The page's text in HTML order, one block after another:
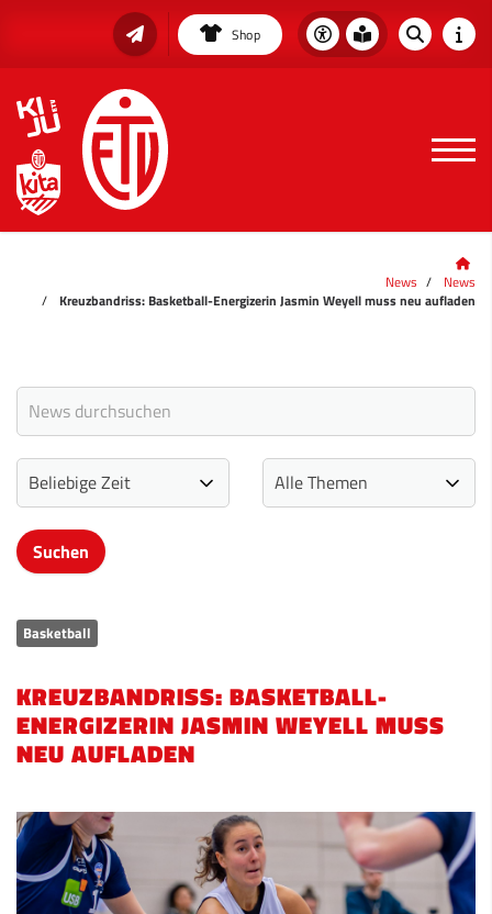
Shop
News
News
Kreuzbandriss: Basketball-Energizerin Jasmin Weyell muss neu aufladen
Basketball
KREUZBANDRISS: BASKETBALL-
ENERGIZERIN JASMIN WEYELL MUSS
NEU AUFLADEN